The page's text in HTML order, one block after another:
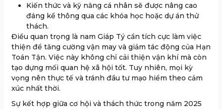
Kiến thức và kỹ năng cá nhân sẽ được nâng cao
đáng kể thông qua các khóa học hoặc dự án thử
thách.
Điều quan trọng là nam Giáp Tý cần tích cực làm việc
thiện để tăng cường vận may và giảm tác động của Hạn
Toán Tận. Việc này không chỉ cải thiện vận khí mà còn
tạo dựng mối quan hệ xã hội tốt. Tuy nhiên, mọi kỳ
vọng nên thực tế và tránh đầu tư mạo hiểm theo cảm
xúc nhất thời.
Sự kết hợp giữa cơ hội và thách thức trong năm 2025